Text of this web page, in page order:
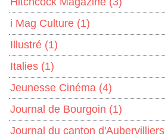
i Mag Culture (1)
Illustré (1)
Italies (1)
Jeunesse Cinéma (4)
Journal de Bourgoin (1)
Journal du canton d'Aubervilliers